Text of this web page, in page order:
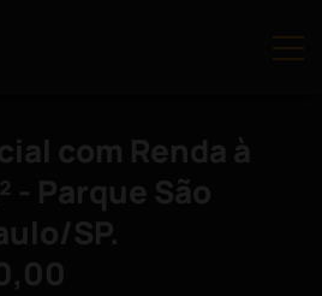
com Renda à
- Parque São
SP.